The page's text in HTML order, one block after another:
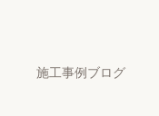
施工事例ブログ